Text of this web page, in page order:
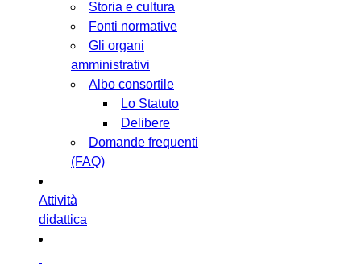
Storia e cultura
Fonti normative
Gli organi
amministrativi
Albo consortile
Lo Statuto
Delibere
Domande frequenti
(FAQ)
Attività
didattica